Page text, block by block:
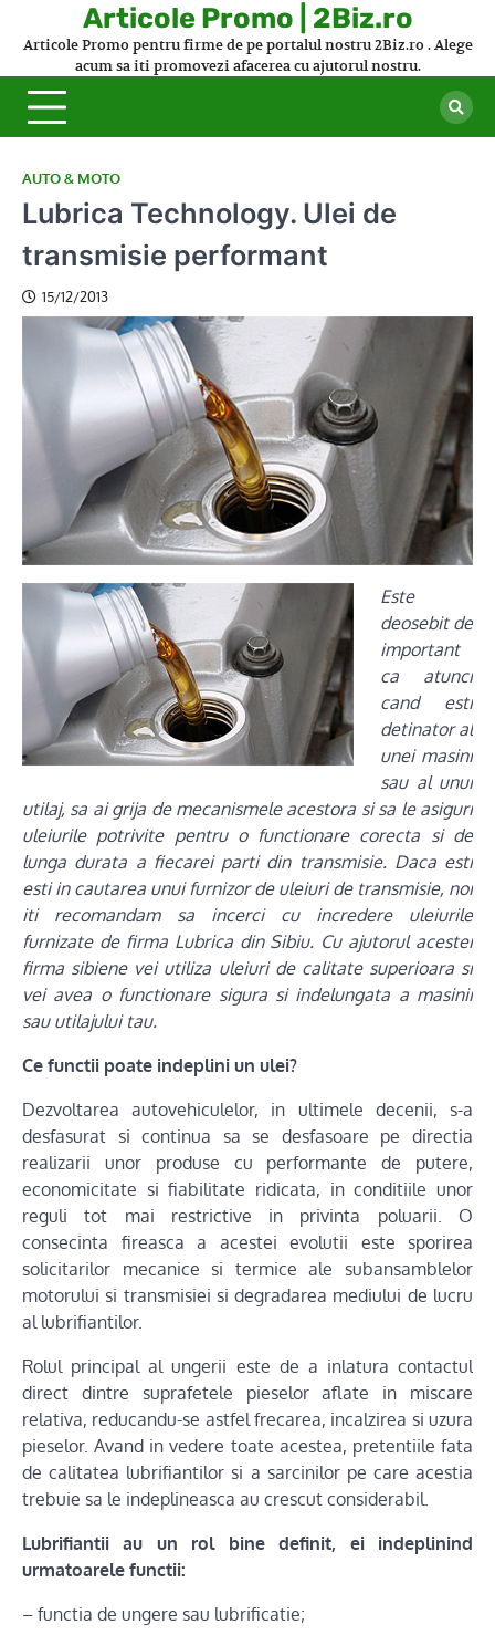
Articole Promo | 2Biz.ro
Articole Promo pentru firme de pe portalul nostru 2Biz.ro . Alege
acum sa iti promovezi afacerea cu ajutorul nostru.
AUTO & MOTO
Lubrica Technology. Ulei de
transmisie performant
15/12/2013
Este
deosebit de
important
ca atunci
cand esti
detinator al
unei masini
sau al unui
utilaj, sa ai grija de mecanismele acestora si sa le asiguri
uleiurile potrivite pentru o functionare corecta si de
lunga durata a fiecarei parti din transmisie. Daca esti
esti in cautarea unui furnizor de uleiuri de transmisie, noi
iti recomandam sa incerci cu incredere uleiurile
furnizate de firma Lubrica din Sibiu. Cu ajutorul acestei
firma sibiene vei utiliza uleiuri de calitate superioara si
vei avea o functionare sigura si indelungata a masinii
sau utilajului tau.
Ce functii poate indeplini un ulei?
Dezvoltarea autovehiculelor, in ultimele decenii, s-a
desfasurat si continua sa se desfasoare pe directia
realizarii unor produse cu performante de putere,
economicitate si fiabilitate ridicata, in conditiile unor
reguli tot mai restrictive in privinta poluarii. O
consecinta fireasca a acestei evolutii este sporirea
solicitarilor mecanice si termice ale subansamblelor
motorului si transmisiei si degradarea mediului de lucru
al lubrifiantilor.
Rolul principal al ungerii este de a inlatura contactul
direct dintre suprafetele pieselor aflate in miscare
relativa, reducandu-se astfel frecarea, incalzirea si uzura
pieselor. Avand in vedere toate acestea, pretentiile fata
de calitatea lubrifiantilor si a sarcinilor pe care acestia
trebuie sa le indeplineasca au crescut considerabil.
Lubrifiantii au un rol bine definit, ei indeplinind
urmatoarele functii:
– functia de ungere sau lubrificatie;